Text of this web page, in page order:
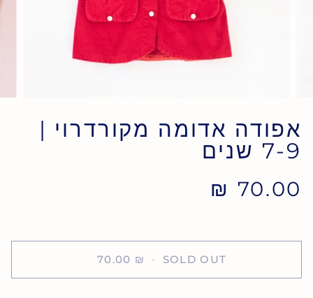
אפודה אדומה מקורדרוי |
7-9 שנים
70.00 ₪
SOLD OUT
•
70.00 ₪